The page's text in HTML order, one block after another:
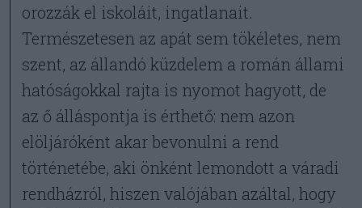
orozzák el iskoláit, ingatlanait.
Természetesen az apát sem tökéletes, nem
szent, az állandó küzdelem a román állami
hatóságokkal rajta is nyomot hagyott, de
az ő álláspontja is érthető: nem azon
elöljáróként akar bevonulni a rend
történetébe, aki önként lemondott a váradi
rendházról, hiszen valójában azáltal, hogy